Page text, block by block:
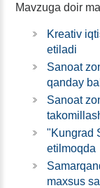
Mavzuga doir
Kreativ
etiladi
Sanoat
qanday
Sanoat
"Kungrad
etilmoqda
maхsus